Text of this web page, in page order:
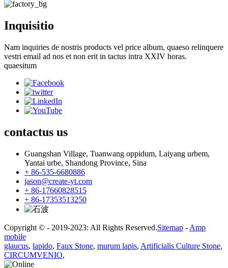
Inquisitio
Nam inquiries de nostris products vel price album, quaeso relinquere
vestri email ad nos et non erit in tactus intra XXIV horas.
quaesitum
contactus us
Guangshan Village, Tuanwang oppidum, Laiyang urbem,
Yantai urbe, Shandong Province, Sina
+ 86-535-6680886
jason@create-yt.com
+ 86-17660828515
+ 86-17353513250
Copyright © - 2019-2023: All Rights Reserved.Sitemap - Amp
mobile
glaucus, lapido, Faux Stone, murum lapis, Artificialis Culture Stone,
CIRCUMVENIO,